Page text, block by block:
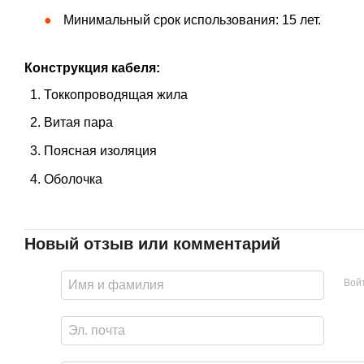
Минимальный срок использования: 15 лет.
Конструкция кабеля:
Токкопроводящая жила
Витая пара
Поясная изоляция
Оболочка
Новый отзыв или комментарий